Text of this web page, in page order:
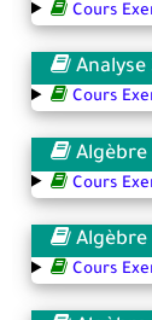
Cours
Analyse
Cours
Algèbre
Cours
Algèbre
Cours